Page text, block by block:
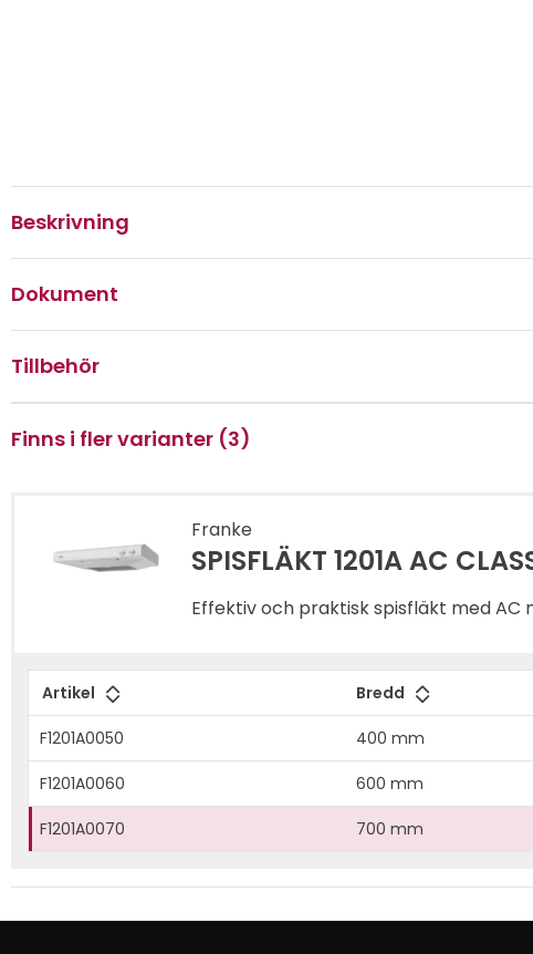
Beskrivning
Dokument
Tillbehör
Finns i fler varianter (3)
Franke
SPISFLÄKT 1201A AC
Effektiv och praktisk spisfläkt med
Artikel Bredd
F1201A0050 400 mm
F1201A0060 600 mm
F1201A0070 700 mm